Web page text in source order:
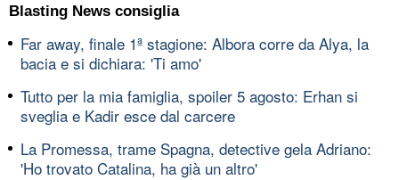
Blasting News consiglia
Far away, finale 1ª stagione: Albora corre da Alya, la
bacia e si dichiara: 'Ti amo'
Tutto per la mia famiglia, spoiler 5 agosto: Erhan si
sveglia e Kadir esce dal carcere
La Promessa, trame Spagna, detective gela Adriano:
'Ho trovato Catalina, ha già un altro'